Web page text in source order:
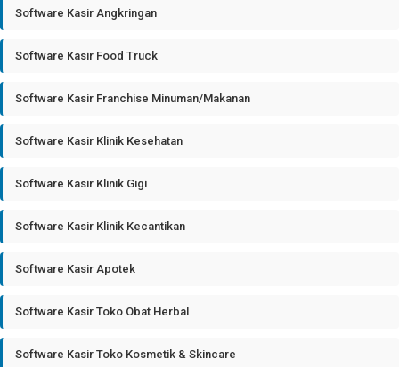
Software Kasir Angkringan
Software Kasir Food Truck
Software Kasir Franchise Minuman/Makanan
Software Kasir Klinik Kesehatan
Software Kasir Klinik Gigi
Software Kasir Klinik Kecantikan
Software Kasir Apotek
Software Kasir Toko Obat Herbal
Software Kasir Toko Kosmetik & Skincare